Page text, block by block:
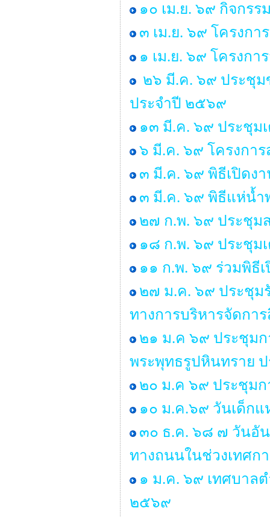
๑๐ เม.ย. ๖๙ กิจกร
๓ เม.ย. ๖๙ โครงก
๑ เม.ย. ๖๙ โครงก
๒๖ มี.ค. ๖๙ ประชุม
ประจำปี ๒๕๖๙
๑๓ มี.ค. ๖๙ ประชุม
๖ มี.ค. ๖๙ โครงกา
๓ มี.ค. ๖๙ พิธีเปิดง
๓ มี.ค. ๖๙ พิธีแห่น้ำ
๒๗ ก.พ. ๖๙ ประชุม
๑๘ ก.พ. ๖๙ ประชุม
๑๑ ก.พ. ๖๙ ร่วมพิธี
๒๗ ม.ค. ๖๙ ประชุม
ทางการบริหารจัดกา
๒๑ ม.ค ๖๙ ประชุมก
พระพุทธรูปหินทราย
๒๐ ม.ค ๖๙ ประชุม
๑๐ ม.ค.๖๙ วันเด็กแ
๓๐ ธ.ค. ๖๘ ๗ วันอั
ทางถนนในช่วงเทศก
๑ ม.ค. ๖๙ เทศบาล
๒๕๖๙